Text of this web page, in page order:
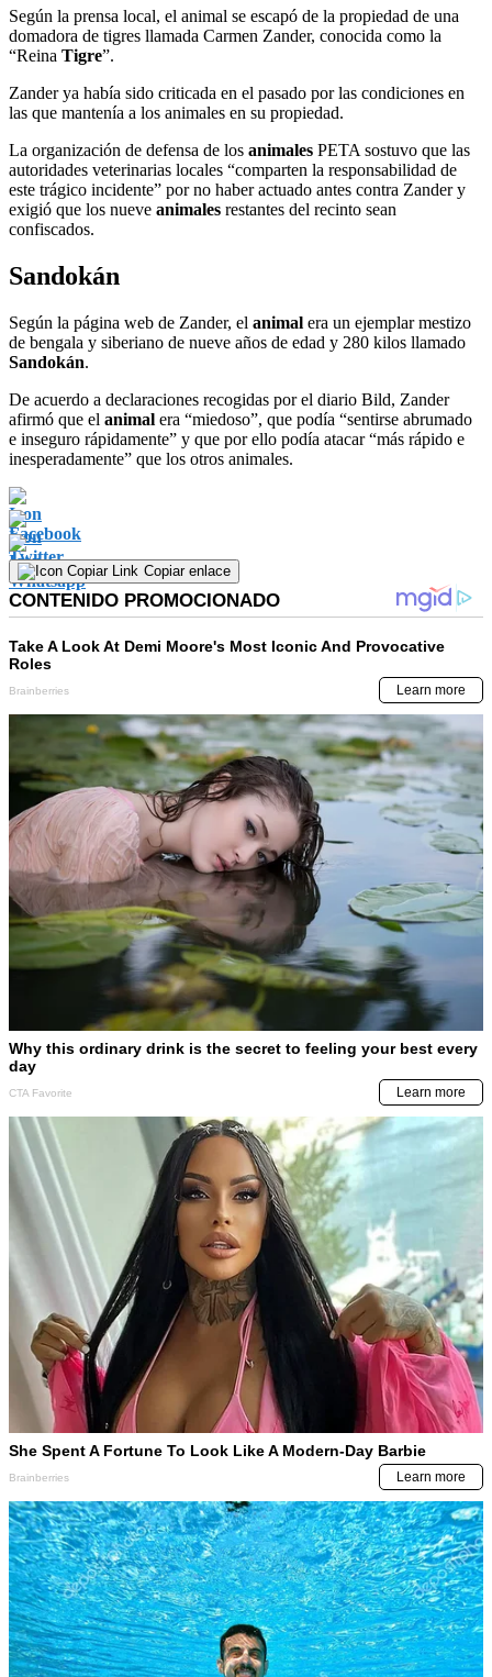
Según la prensa local, el animal se escapó de la propiedad de una
domadora de tigres llamada Carmen Zander, conocida como la
“Reina Tigre”.
Zander ya había sido criticada en el pasado por las condiciones en
las que mantenía a los animales en su propiedad.
La organización de defensa de los animales PETA sostuvo que las
autoridades veterinarias locales “comparten la responsabilidad de
este trágico incidente” por no haber actuado antes contra Zander y
exigió que los nueve animales restantes del recinto sean
confiscados.
Sandokán
Según la página web de Zander, el animal era un ejemplar mestizo
de bengala y siberiano de nueve años de edad y 280 kilos llamado
Sandokán.
De acuerdo a declaraciones recogidas por el diario Bild, Zander
afirmó que el animal era “miedoso”, que podía “sentirse abrumado
e inseguro rápidamente” y que por ello podía atacar “más rápido e
inesperadamente” que los otros animales.
Copiar enlace